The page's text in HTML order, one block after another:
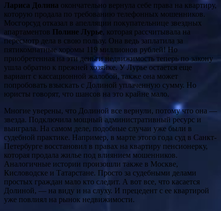
Лариса Долина окончательно вернула себе права на квартиру,
которую продала по требованию телефонных мошенников.
Мосгорсуд отказал в апелляции покупательнице звездных
апартаментов Полине Лурье, которая рассчитывала на
пересмотр дела в свою пользу. Она ведь заплатила за
пятикомнатные хоромы 119 миллионов рублей! Но
приобретенная на эти деньги недвижимость теперь по закону
ушла обратно к прежней хозяйке. У Лурье остается еще
вариант с кассационной жалобой, также она может
попробовать взыскать с Долиной уплаченную сумму. Но
юристы говорят, что шансов на это крайне мало.
Многие уверены, что Долиной все вернули, потому что она —
звезда. Подключила мощный административный ресурс и
выиграла. На самом деле, подобные случаи уже были в
судебной практике. Например, в марте этого года суд в Санкт-
Петербурге восстановил в правах на квартиру пенсионерку,
которая продала жилье под влиянием мошенников.
Аналогичные истории произошли также в Москве,
Кисловодске и Татарстане. Просто за судебными делами
простых граждан мало кто следит. А вот все, что касается
Долиной, — на виду и на слуху. И прецедент с ее квартирой
уже повлиял на рынок недвижимости.